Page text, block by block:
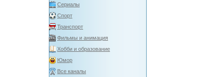
Сериалы
Спорт
Транспорт
Фильмы и анимация
Хобби и образование
Юмор
Все каналы